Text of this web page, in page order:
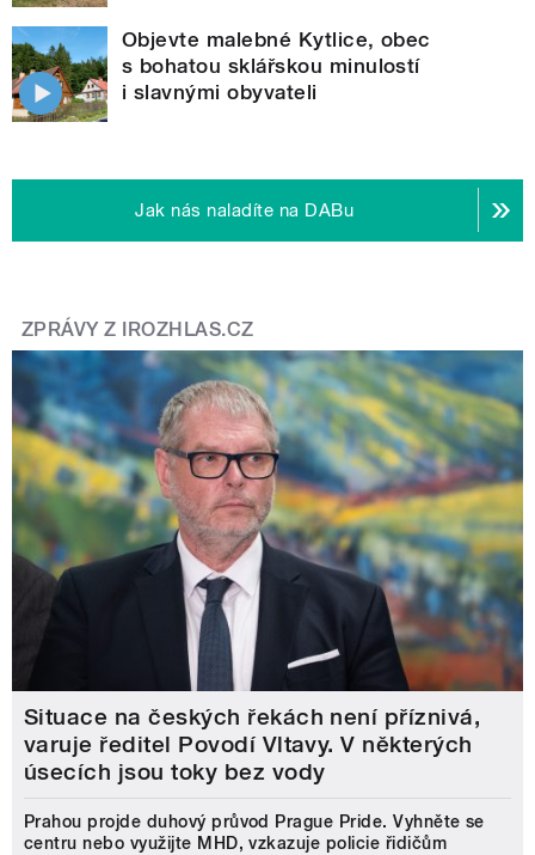
Objevte malebné Kytlice, obec
s bohatou sklářskou minulostí
i slavnými obyvateli
Jak nás naladíte na DABu
ZPRÁVY Z IROZHLAS.CZ
Situace na českých řekách není příznivá,
varuje ředitel Povodí Vltavy. V některých
úsecích jsou toky bez vody
Prahou projde duhový průvod Prague Pride. Vyhněte se
centru nebo využijte MHD, vzkazuje policie řidičům